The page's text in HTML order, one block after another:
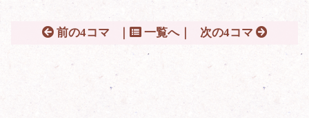
前の4コマ 一覧へ｜ 次の4コマ